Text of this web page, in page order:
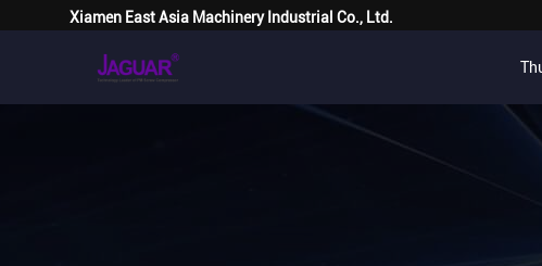
Xiamen East Asia Machinery Industrial Co., Ltd.